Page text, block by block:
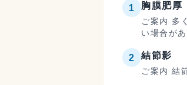
1 胸膜肥厚
ご案内 多
い場合が
2 結節影
ご案内 結